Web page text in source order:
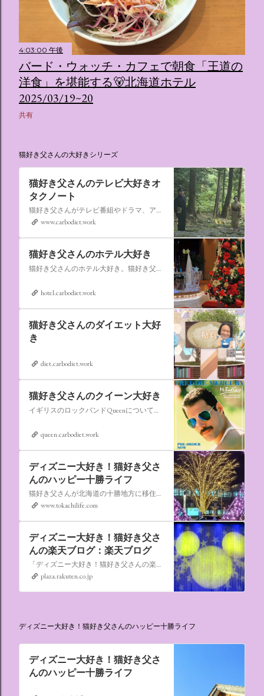
4:03:00 午後
バード・ウォッチ・カフェで朝食「王道の
洋食」を堪能する🐻北海道ホテル
2025/03/19~20
共有
猫好き父さんの大好きシリーズ
猫好き父さんのテレビ大好きオ
タクノート
猫好き父さんがテレビ番組やドラマ、アニメ、特撮ヒーロー,そしてダイエットについて書いたブログです。
www.carbodiet.work
猫好き父さんのホテル大好き
猫好き父さんのホテル大好き。猫好き父さんが宿泊したホテルの情報を徒然なるままに書いていきます。
hotel.carbodiet.work
猫好き父さんのダイエット大好
き
diet.carbodiet.work
猫好き父さんのクイーン大好き
イギリスのロックバンドQueenについての情報をアップします。
queen.carbodiet.work
ディズニー大好き！猫好き父さ
んのハッピー十勝ライフ
猫好き父さんが北海道の十勝地方に移住しました。なれない北海道の暮らしについてお伝えします。
www.tokachilife.com
ディズニー大好き！猫好き父さ
んの楽天ブログ：楽天ブログ
「ディズニー大好き！猫好き父さんの楽天ブログ」にようこそ！ いろんなブログサービスが廃止になるなか満を持して楽天ブログをはじめようと思います。 よろしくお願いいたします。
plaza.rakuten.co.jp
ディズニー大好き！猫好き父さんのハッピー十勝ライフ
ディズニー大好き！猫好き父さ
んのハッピー十勝ライフ